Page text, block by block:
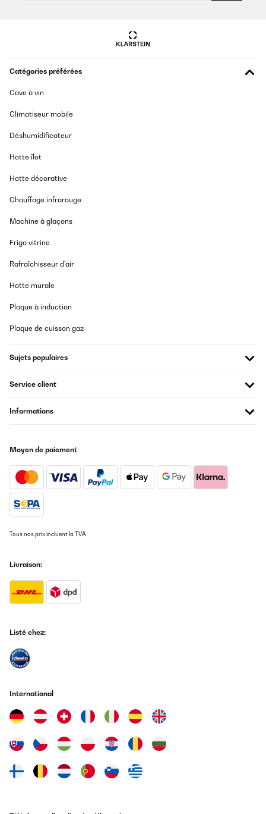
Catégories préférées
Cave à vin
Climatiseur mobile
Déshumidificateur
Hotte îlot
Hotte décorative
Chauffage infrarouge
Machine à glaçons
Frigo vitrine
Rafraîchisseur d'air
Hotte murale
Plaque à induction
Plaque de cuisson gaz
Sujets populaires
Service client
Informations
Moyen de paiement
Tous nos prix incluent la TVA
Livraison:
Listé chez:
International